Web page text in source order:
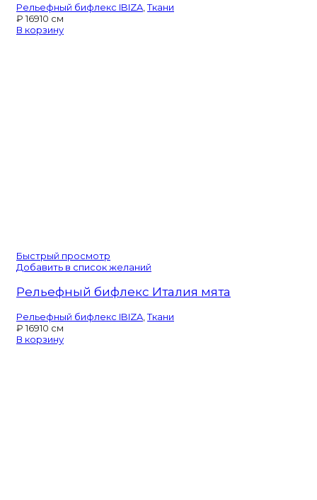
Рельефный бифлекс IBIZA ,Ткани
₽ 16910 см
В корзину
Быстрый просмотр
Добавить в список желаний
Рельефный бифлекс Италия мята
Рельефный бифлекс IBIZA ,Ткани
₽ 16910 см
В корзину